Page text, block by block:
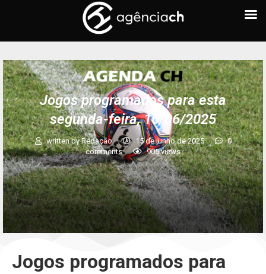
Jogos programados para esta
segunda-feira, 16/06/2025
written byRedação 15 de junho de 2025
0
comments
905views
Jogos programados para